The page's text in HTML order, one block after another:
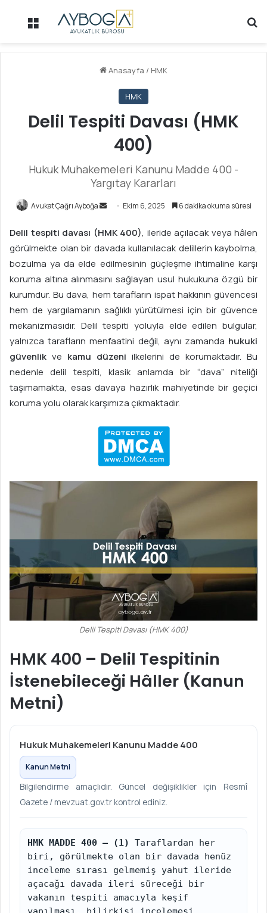
Menü
Anasayfa / HMK
HMK
Delil Tespiti Davası (HMK
400)
Hukuk Muhakemeleri Kanunu Madde 400 -
Yargıtay Kararları
Avukat Çağrı Ayboğa
B
r
e
-
p
o
ö
n
d
e
m
e
k
Ekim 6, 2025 6 dakika okuma süresi
Delil tespiti davası (HMK 400), ileride açılacak veya hâlen
görülmekte olan bir davada kullanılacak delillerin kaybolma,
bozulma ya da elde edilmesinin güçleşme ihtimaline karşı
koruma altına alınmasını sağlayan usul hukukuna özgü bir
kurumdur. Bu dava, hem tarafların ispat hakkının güvencesi
hem de yargılamanın sağlıklı yürütülmesi için bir güvence
mekanizmasıdır. Delil tespiti yoluyla elde edilen bulgular,
yalnızca tarafların menfaatini değil, aynı zamanda hukuki
güvenlik ve kamu düzeni ilkelerini de korumaktadır. Bu
nedenle delil tespiti, klasik anlamda bir “dava” niteliği
taşımamakta, esas davaya hazırlık mahiyetinde bir geçici
koruma yolu olarak karşımıza çıkmaktadır.
Delil Tespiti Davası (HMK 400)
HMK 400 – Delil Tespitinin
İstenebileceği Hâller (Kanun
Metni)
Hukuk Muhakemeleri Kanunu Madde 400
Kanun Metni
Bilgilendirme amaçlıdır. Güncel değişiklikler için Resmî
Gazete / mevzuat.gov.tr kontrol ediniz.
HMK MADDE 400 – (1)
Taraflardan her
biri, görülmekte olan bir davada henüz
inceleme sırası gelmemiş yahut ileride
açacağı davada ileri süreceği bir
vakanın tespiti amacıyla keşif